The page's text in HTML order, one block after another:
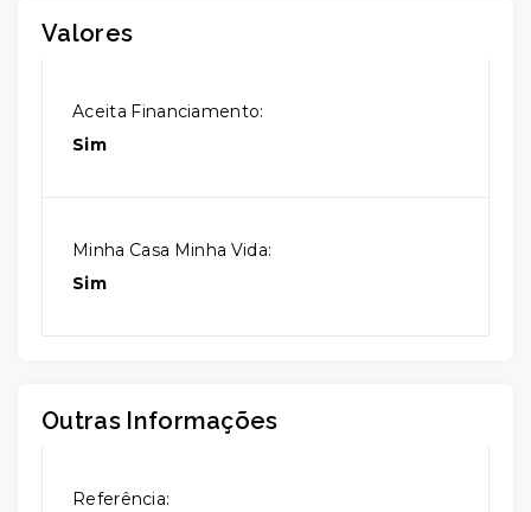
Valores
Aceita Financiamento:
Sim
Minha Casa Minha Vida:
Sim
Outras Informações
Referência: